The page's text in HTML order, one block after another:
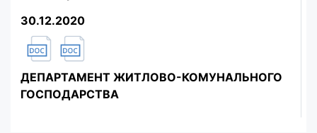
30.12.2020
ДЕПАРТАМЕНТ ЖИТЛОВО-КОМУНАЛЬНОГО
ГОСПОДАРСТВА